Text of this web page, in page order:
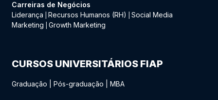
Carreiras de Negócios
Liderança
Recursos Humanos (RH)
Social Media
Marketing
Growth Marketing
CURSOS UNIVERSITÁRIOS FIAP
Graduação Pós-graduação MBA